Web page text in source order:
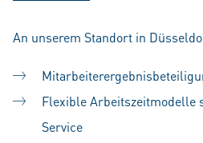
An unserem Standort in
Flexible Arbeitszeitmodelle
Service